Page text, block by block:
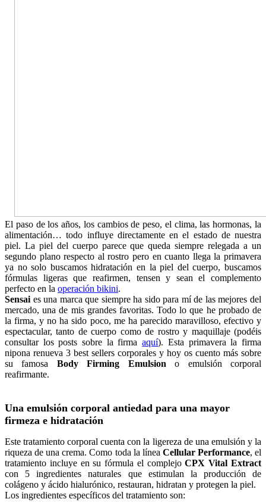
El paso de los años, los cambios de peso, el clima, las hormonas, la
alimentación… todo influye directamente en el estado de nuestra
piel. La piel del cuerpo parece que queda siempre relegada a un
segundo plano respecto al rostro pero en cuanto llega la primavera
ya no solo buscamos hidratación en la piel del cuerpo, buscamos
fórmulas ligeras que reafirmen, tensen y sean el complemento
perfecto en la operación bikini.
Sensai es una marca que siempre ha sido para mí de las mejores del
mercado, una de mis grandes favoritas. Todo lo que he probado de
la firma, y no ha sido poco, me ha parecido maravilloso, efectivo y
espectacular, tanto de cuerpo como de rostro y maquillaje (podéis
consultar los posts sobre la firmaaquí). Esta primavera la firma
nipona renueva 3 best sellers corporales y hoy os cuento más sobre
su famosa Body Firming Emulsion o emulsión corporal
reafirmante.
Una emulsión corporal antiedad para una mayor
firmeza e hidratación
Este tratamiento corporal cuenta con la ligereza de una emulsión y la
riqueza de una crema. Como toda la línea Cellular Performance, el
tratamiento incluye en su fórmula el complejoCPX Vital Extract
con 5 ingredientes naturales que estimulan la producción de
colágeno y ácido hialurónico, restauran, hidratan y protegen la piel.
Los ingredientes específicos del tratamiento son: